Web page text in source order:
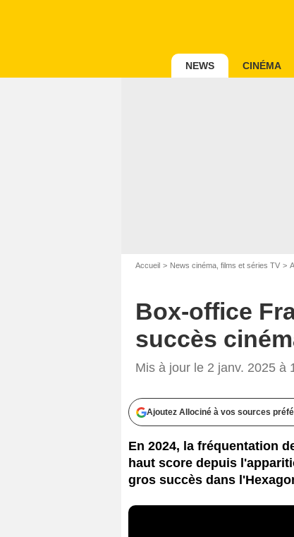
NEWS CINÉMA
Accueil News cinéma, films et séries TV
Box-office
succès
Mis à jour le 2 janv. 2025 à
Ajoutez Allociné à vos sources
En 2024, la fréquentation
haut score depuis
gros succès dans